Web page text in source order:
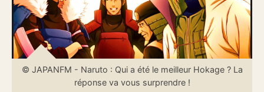
© JAPANFM - Naruto : Qui a été le meilleur Hokage ? La
réponse va vous surprendre !